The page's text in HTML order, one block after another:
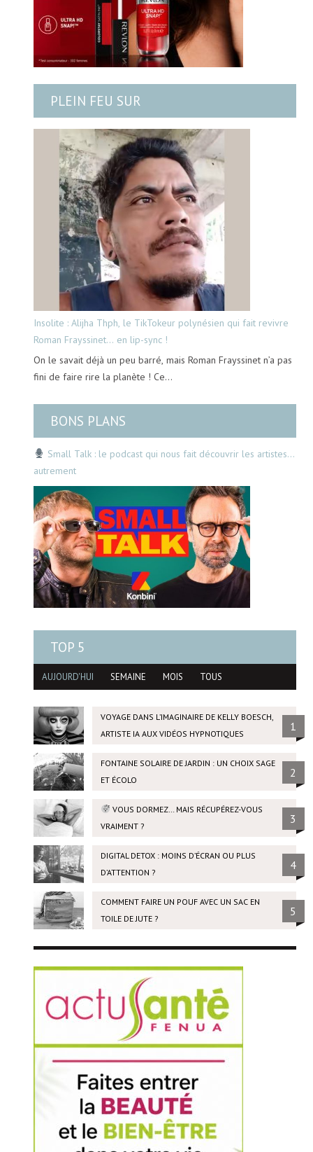
PLEIN FEU SUR
Insolite : Alijha Thph, le TikTokeur polynésien qui fait revivre
Roman Frayssinet… en lip-sync !
On le savait déjà un peu barré, mais Roman Frayssinet n’a pas
fini de faire rire la planète ! Ce…
BONS PLANS
Small Talk : le podcast qui nous fait découvrir les artistes…
autrement
TOP 5
AUJOURD'HUI SEMAINE MOIS TOUS
VOYAGE DANS L’IMAGINAIRE DE KELLY BOESCH,
ARTISTE IA AUX VIDÉOS HYPNOTIQUES
1
FONTAINE SOLAIRE DE JARDIN : UN CHOIX SAGE
ET ÉCOLO
2
VOUS DORMEZ… MAIS RÉCUPÉREZ-VOUS
VRAIMENT ?
3
DIGITAL DETOX : MOINS D’ÉCRAN OU PLUS
D’ATTENTION ?
4
COMMENT FAIRE UN POUF AVEC UN SAC EN
TOILE DE JUTE ?
5